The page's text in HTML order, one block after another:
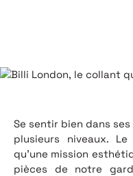
Se sentir bien dans
plusieurs niveaux.
qu’une mission
pièces de notre